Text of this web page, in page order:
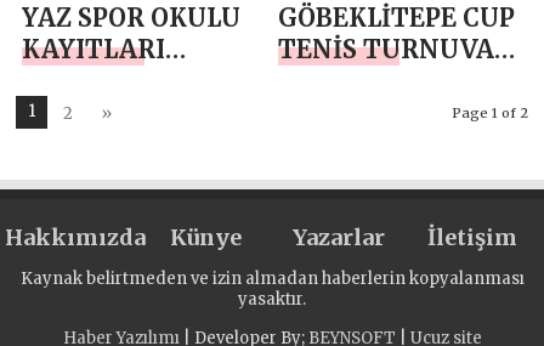
YAZ SPOR OKULU
KAYITLARI
GÖBEKLİTEPE CUP
TENİS TURNUVASI
Page 1 of 2
1 2 »
Hakkımızda Künye Yazarlar İletişim
Kaynak belirtmeden ve izin almadan haberlerin kopyalanması
yasaktır.
Haber Yazılımı| Developer By; BEYNSOFT Ucuz site